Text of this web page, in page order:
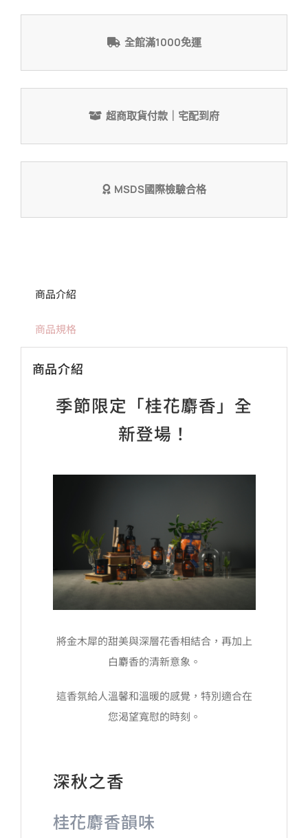
全館滿1000免運
超商取貨付款｜宅配到府
MSDS國際檢驗合格
商品介紹
商品規格
商品介紹
季節限定「桂花麝香」全
新登場！
將金木犀的甜美與深層花香相結合，再加上
白麝香的清新意象。
這香氛給人溫馨和溫暖的感覺，特別適合在
您渴望寬慰的時刻。
深秋之香
桂花麝香韻味